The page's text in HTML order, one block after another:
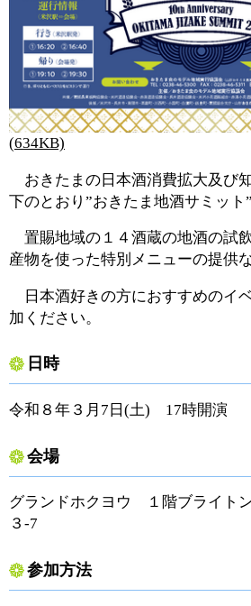
(634KB)
おきたまの日本酒消費拡大及び
下のとおり”おきたま地酒サミット
置賜地域の１４酒蔵の地酒の試
産物を使った特別メニューの提供な
日本酒好きの方におすすめのイ
加ください。
日時
令和８年３月7日(土) 17時開演
会場
グランドホクヨウ １階ブライト
３-7
参加方法